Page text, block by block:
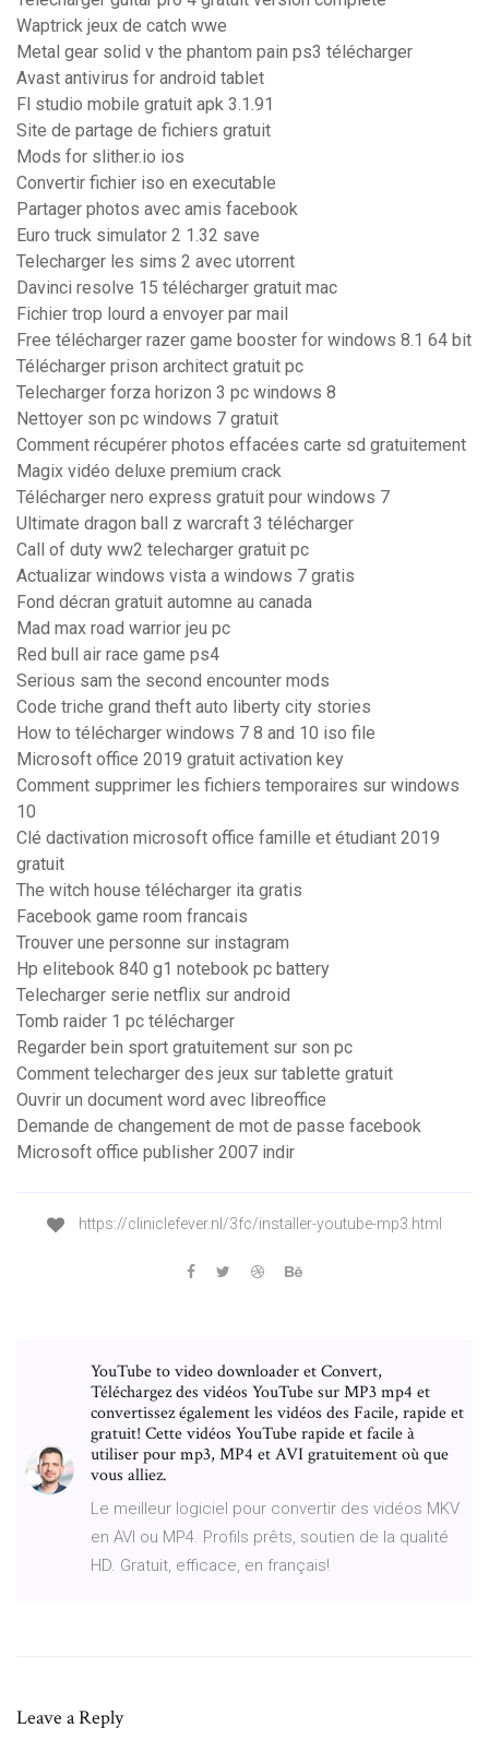
Waptrick jeux de catch wwe
Metal gear solid v the phantom pain ps3 télécharger
Avast antivirus for android tablet
Fl studio mobile gratuit apk 3.1.91
Site de partage de fichiers gratuit
Mods for slither.io ios
Convertir fichier iso en executable
Partager photos avec amis facebook
Euro truck simulator 2 1.32 save
Telecharger les sims 2 avec utorrent
Davinci resolve 15 télécharger gratuit mac
Fichier trop lourd a envoyer par mail
Free télécharger razer game booster for windows 8.1 64 bit
Télécharger prison architect gratuit pc
Telecharger forza horizon 3 pc windows 8
Nettoyer son pc windows 7 gratuit
Comment récupérer photos effacées carte sd gratuitement
Magix vidéo deluxe premium crack
Télécharger nero express gratuit pour windows 7
Ultimate dragon ball z warcraft 3 télécharger
Call of duty ww2 telecharger gratuit pc
Actualizar windows vista a windows 7 gratis
Fond décran gratuit automne au canada
Mad max road warrior jeu pc
Red bull air race game ps4
Serious sam the second encounter mods
Code triche grand theft auto liberty city stories
How to télécharger windows 7 8 and 10 iso file
Microsoft office 2019 gratuit activation key
Comment supprimer les fichiers temporaires sur windows
10
Clé dactivation microsoft office famille et étudiant 2019
gratuit
The witch house télécharger ita gratis
Facebook game room francais
Trouver une personne sur instagram
Hp elitebook 840 g1 notebook pc battery
Telecharger serie netflix sur android
Tomb raider 1 pc télécharger
Regarder bein sport gratuitement sur son pc
Comment telecharger des jeux sur tablette gratuit
Ouvrir un document word avec libreoffice
Demande de changement de mot de passe facebook
Microsoft office publisher 2007 indir
https://cliniclefever.nl/3fc/installer-youtube-mp3.html
YouTube to video downloader et Convert,
Téléchargez des vidéos YouTube sur MP3 mp4 et
convertissez également les vidéos des Facile, rapide et
gratuit! Cette vidéos YouTube rapide et facile à
utiliser pour mp3, MP4 et AVI gratuitement où que
vous alliez.
Le meilleur logiciel pour convertir des vidéos MKV
en AVI ou MP4. Profils prêts, soutien de la qualité
HD. Gratuit, efficace, en français!
Leave a Reply